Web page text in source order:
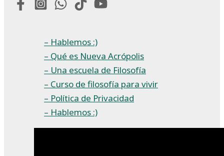
– Hablemos :)
– Qué es Nueva Acrópolis
– Una escuela de Filosofía
– Curso de filosofía para vivir
– Política de Privacidad
– Hablemos :)